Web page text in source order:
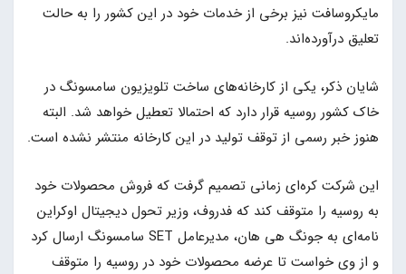
مایکروسافت نیز برخی از خدمات خود در این کشور را به حالت
تعلیق درآورده‌اند.
شایان ذکر، یکی از کارخانه‌های ساخت تلویزیون‌ سامسونگ در
خاک کشور روسیه قرار دارد که احتمالا تعطیل خواهد شد. البته
هنوز خبر رسمی از توقف تولید در این کارخانه منتشر نشده است.
این شرکت کره‌ای زمانی تصمیم گرفت که فروش محصولات خود
به روسیه را متوقف کند که فدروف، وزیر تحول دیجیتال اوکراین
نامه‌ای به جونگ هی هان، مدیرعامل SET سامسونگ ارسال کرد
و از وی خواست تا عرضه محصولات خود در روسیه را متوقف